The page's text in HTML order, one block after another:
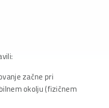
začne pri
okolju (fizičnem